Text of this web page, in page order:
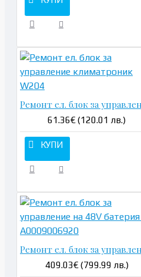
61.36€ (120.01 лв.)
КУПИ
409.03€ (799.99 лв.)